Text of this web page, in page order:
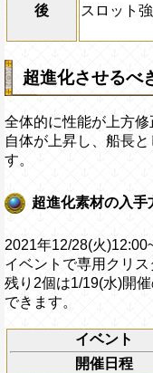
後 スロット
超進化させるべ
全体的に性能が上方
自体が上昇し、船長
す。
超進化素材の入手
2021年12/28(火
イベントで専用クリス
残り2個は1/19(水)開
できます。
イベント
開催日程